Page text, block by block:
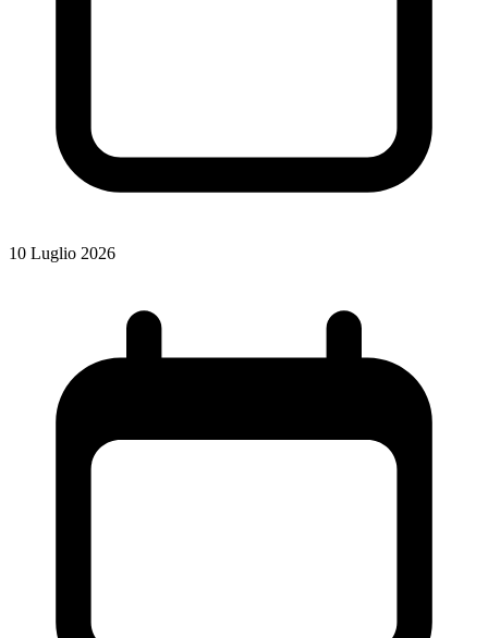
10 Luglio 2026